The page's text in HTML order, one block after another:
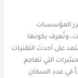
المؤسسات
وتُعرف بكونها
على أحدث التقنيات
التي تهاجم
في عدد السكان